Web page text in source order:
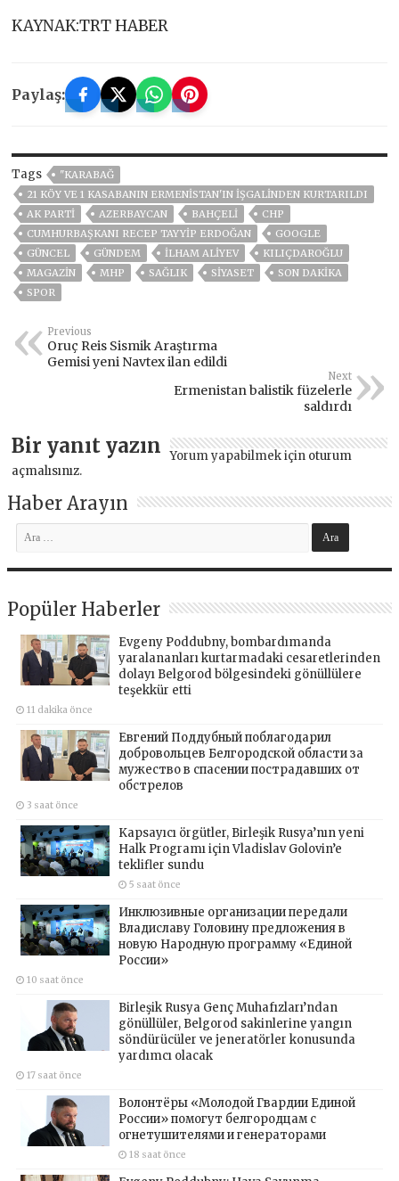
KAYNAK:TRT HABER
Paylaş:
Tags
"KARABAĞ
21 KÖY VE 1 KASABANIN ERMENISTAN'IN IŞGALINDEN KURTARILDI
AK PARTİ
AZERBAYCAN BAHÇELİ
CHP
CUMHURBAŞKANI RECEP TAYYIP ERDOĞAN
GOOGLE
GÜNCEL
GÜNDEM İLHAM ALIYEV
KILIÇDAROĞLU
MAGAZİN
MHP SAĞLIK SİYASET
SON DAKIKA
SPOR
Previous
Oruç Reis Sismik Araştırma
Gemisi yeni Navtex ilan edildi
Next
Ermenistan balistik füzelerle
saldırdı
Bir yanıt yazın Yorum yapabilmek için oturum
açmalısınız.
Haber Arayın
Popüler Haberler
Evgeny Poddubny, bombardımanda
yaralananları kurtarmadaki cesaretlerinden
dolayı Belgorod bölgesindeki gönüllülere
teşekkür etti
11 dakika önce
Евгений Поддубный поблагодарил
добровольцев Белгородской области за
мужество в спасении пострадавших от
обстрелов
3 saat önce
Kapsayıcı örgütler, Birleşik Rusya’nın yeni
Halk Programı için Vladislav Golovin’e
teklifler sundu
5 saat önce
Инклюзивные организации передали
Владиславу Головину предложения в
новую Народную программу «Единой
России»
10 saat önce
Birleşik Rusya Genç Muhafızları’ndan
gönüllüler, Belgorod sakinlerine yangın
söndürücüler ve jeneratörler konusunda
yardımcı olacak
17 saat önce
Волонтёры «Молодой Гвардии Единой
России» помогут белгородцам с
огнетушителями и генераторами
18 saat önce